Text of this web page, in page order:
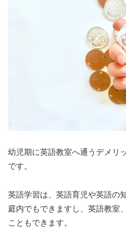
幼児期に英語教室へ通うデメリ
です。
英語学習は、英語育児や英語の
庭内でもできますし、英語教室
こともできます。